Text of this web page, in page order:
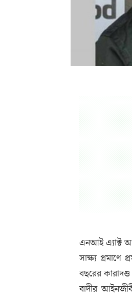
এনআই এ্যাক্ট
সাক্ষ্য প্রমাণে
বছরের
বাদীর